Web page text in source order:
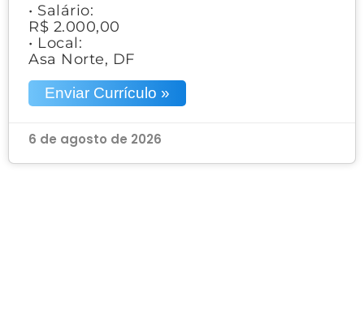
• Salário:
R$ 2.000,00
• Local:
Asa Norte, DF
Enviar Currículo »
6 de agosto de 2026